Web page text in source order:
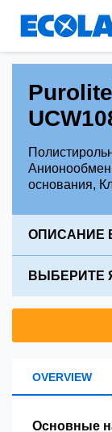
Resources
Applications
Medical
News & Events
Tools
Purolite
основания,
ОПИСАНИЕ
ВЫБЕРИТЕ
OVERVIEW
Основные